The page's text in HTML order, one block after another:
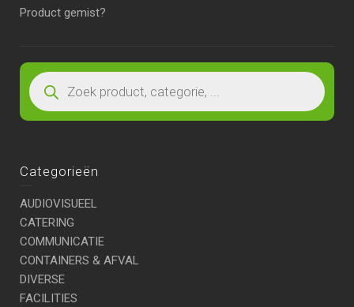
Product gemist?
Categorieën
AUDIOVISUEEL
CATERING
COMMUNICATIE
CONTAINERS & AFVAL
DIVERSE
FACILITIES